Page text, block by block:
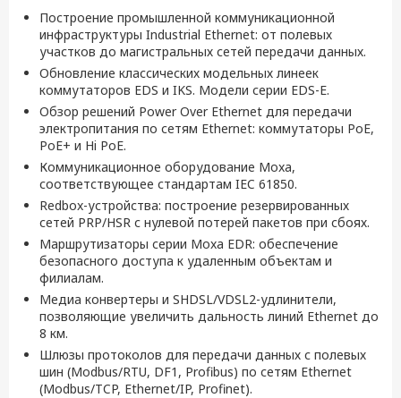
Построение промышленной коммуникационной
инфраструктуры Industrial Ethernet: от полевых
участков до магистральных сетей передачи данных.
Обновление классических модельных линеек
коммутаторов EDS и IKS. Модели серии EDS-E.
Обзор решений Power Over Ethernet для передачи
электропитания по сетям Ethernet: коммутаторы PoE,
PoE+ и Hi PoE.
Коммуникационное оборудование Moxa,
соответствующее стандартам IEC 61850.
Redbox-устройства: построение резервированных
сетей PRP/HSR с нулевой потерей пакетов при сбоях.
Маршрутизаторы серии Moxa EDR: обеспечение
безопасного доступа к удаленным объектам и
филиалам.
Медиа конвертеры и SHDSL/VDSL2-удлинители,
позволяющие увеличить дальность линий Ethernet до
8 км.
Шлюзы протоколов для передачи данных с полевых
шин (Modbus/RTU, DF1, Profibus) по сетям Ethernet
(Modbus/TCP, Ethernet/IP, Profinet).